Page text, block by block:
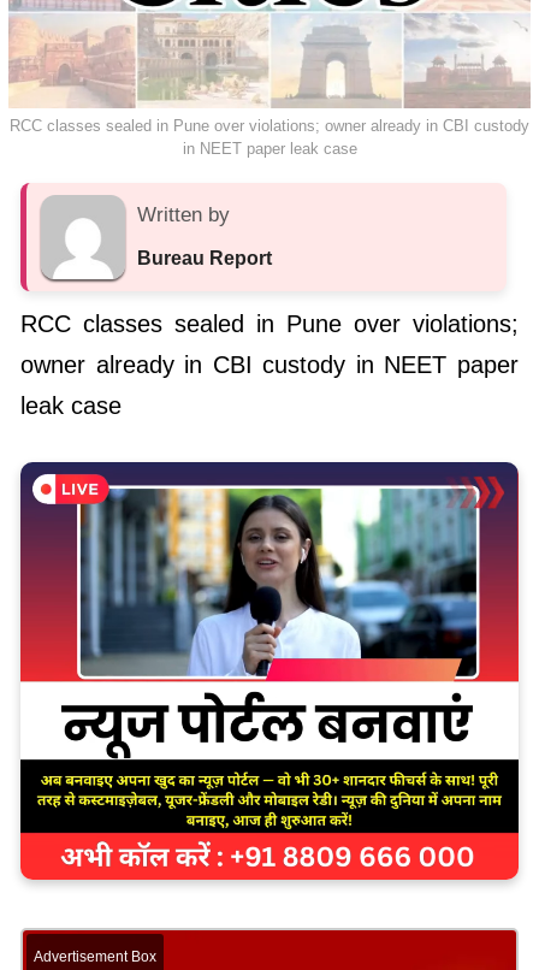
RCC classes sealed in Pune over violations; owner already in CBI custody
in NEET paper leak case
Written by
Bureau Report
RCC classes sealed in Pune over violations;
owner already in CBI custody in NEET paper
leak case
Advertisement Box